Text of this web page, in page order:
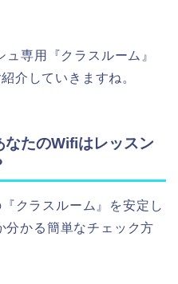
専用『クラスルーム』
介していきますね。
なたのWifiはレッスン
クラスルーム』を安定し
分かる簡単なチェック方